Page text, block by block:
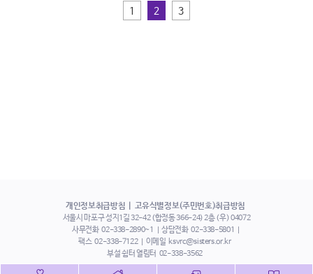
1 2 3
개인정보취급방침 고유식별정보(주민번호)취급방침
서울시 마포구 성지1길 32-42 (합정동 366-24) 2층 (우) 04072
사무전화 02-338-2890~1 상담전화 02-338-5801
팩스 02-338-7122 이메일 ksvrc@sisters.or.kr
부설 쉼터 열림터 02-338-3562